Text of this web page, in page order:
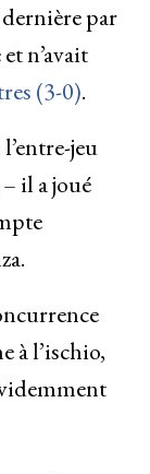
par
n’avait
(3-0).
jeu
il a joué
à l’ischio,